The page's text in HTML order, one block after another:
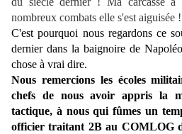
nombreux combats elle s'est aiguisée !
C'est pourquoi nous regardons ce
dernier dans la baignoire de
chose à vrai dire.
Nous remercions les écoles
chefs de nous avoir appris la
tactique, à nous qui fûmes un
officier traitant 2B au COMLOG